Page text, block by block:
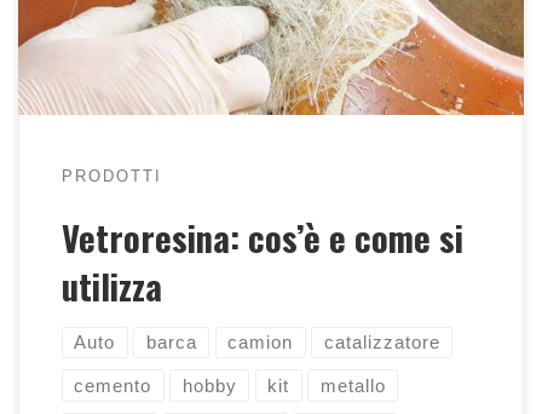
PRODOTTI
Vetroresina: cos’è e come si
utilizza
Auto barca camion catalizzatore
cemento hobby kit metallo